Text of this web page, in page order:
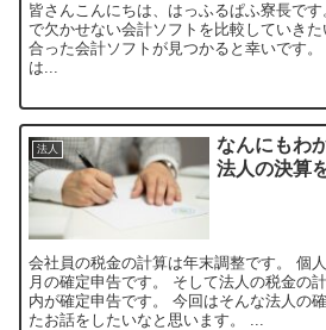
皆さんこんにちは、はっふるぱふ寮長で
で欠かせない会計ソフトを比較していき
合った会計ソフトが見つかると幸いです
は...
法人
なんにもわ
法人の決算
会社員の税金の計算は年末調整です。 個
月の確定申告です。 そして法人の税金の
内が確定申告です。 今回はそんな法人の
たお話をしたいなと思います。 ...